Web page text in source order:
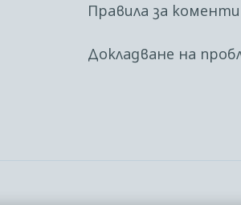
Правила за
Докладване на